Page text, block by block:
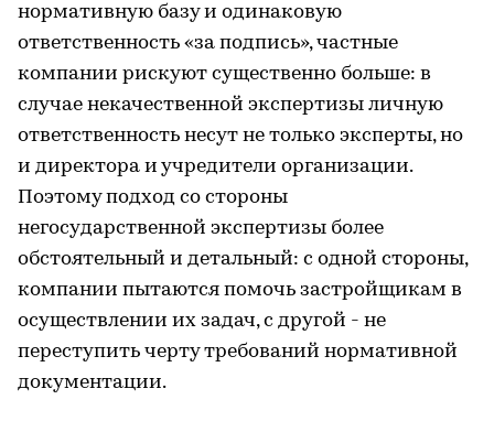
нормативную базу и одинаковую
ответственность «за подпись», частные
компании рискуют существенно больше: в
случае некачественной экспертизы личную
ответственность несут не только эксперты, но
и директора и учредители организации.
Поэтому подход со стороны
негосударственной экспертизы более
обстоятельный и детальный: с одной стороны,
компании пытаются помочь застройщикам в
осуществлении их задач, с другой - не
переступить черту требований нормативной
документации.